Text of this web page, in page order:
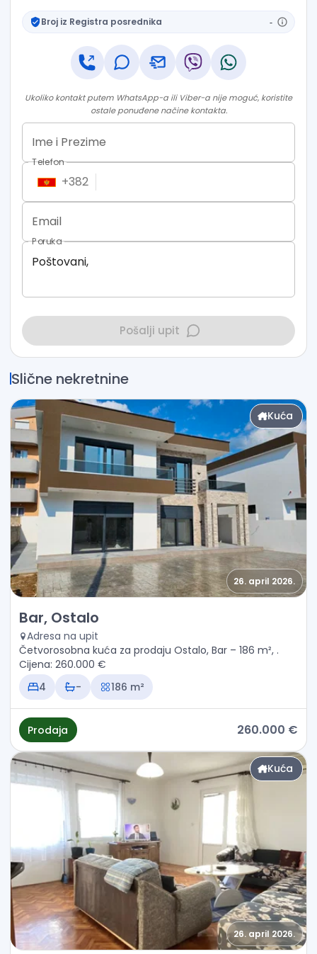
Broj iz Registra posrednika -
Ukoliko kontakt putem WhatsApp-a ili Viber-a nije moguć, koristite
ostale ponuđene načine kontakta.
Ime i Prezime
Telefon
+382
Email
Poruka
Pošalji upit
Slične nekretnine
Kuća
26. april 2026.
Prodaja - Kuća Bar, Ostalo
Bar, Ostalo
Adresa na upit
Četvorosobna kuća za prodaju Ostalo, Bar – 186 m², .
Cijena: 260.000 €
4
- 186 m²
Prodaja 260.000 €
Kuća
26. april 2026.